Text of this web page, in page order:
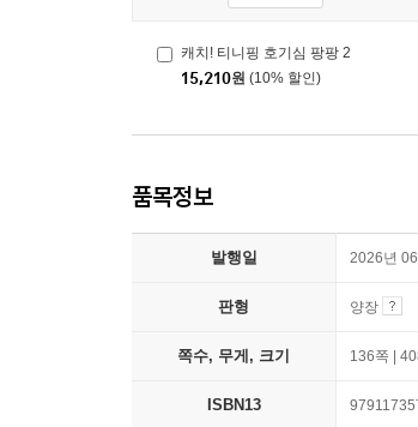
캐치! 티니핑 호기심 팡팡 2
15,210원 (10% 할인)
품목정보
발행일 2026년
판형 양장
쪽수, 무게, 크기 136쪽 |
ISBN13